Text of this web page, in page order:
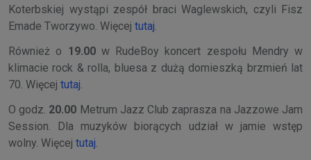
Koterbskiej wystąpi zespół braci Waglewskich, czyli Fisz
Emade Tworzywo. Więcej tutaj
Również o 19.00w RudeBoy koncert zespołu Mendry w
klimacie rock & rolla, bluesa z dużą domieszką brzmień lat
70. Więcej tutaj
O godz. 20.00 Metrum Jazz Club zaprasza na Jazzowe Jam
Session. Dla muzyków biorących udział w jamie wstęp
wolny. Więcej tutaj